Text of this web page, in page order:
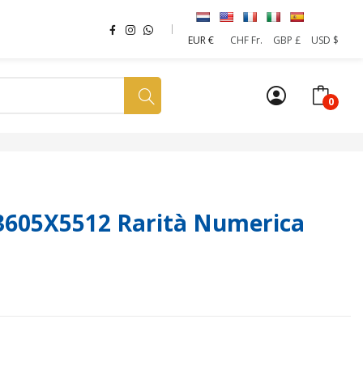
EUR €
CHF Fr. GBP £ USD $
0
tua SIM
Rarità Numerica